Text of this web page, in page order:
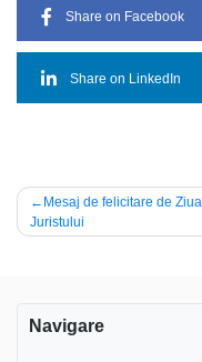
Share on Facebook
Share on LinkedIn
Navigare
în
Mesaj de felicitare de Ziua
Juristului
Navigare